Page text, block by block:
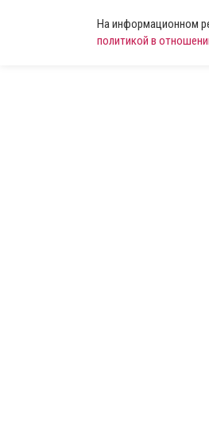
На информационном
политикой в